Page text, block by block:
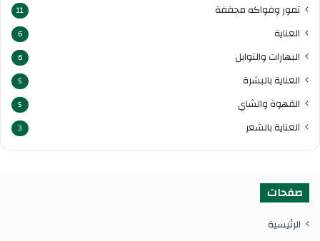
تمور وفواكه مجففة 11
العناية 6
البهارات والتوابل 6
العناية بالبشرة 5
القهوة والشاي 5
العناية بالشعر 3
صفحات
الرئيسية